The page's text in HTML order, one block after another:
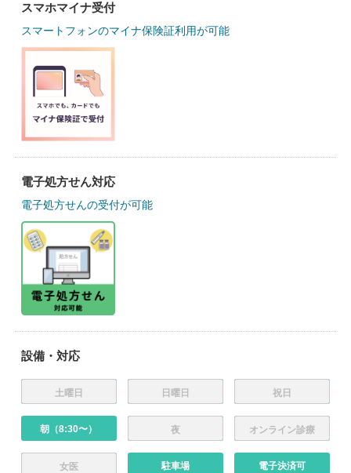
スマホマイナ受付
スマートフォンのマイナ保険証利用が可能
電子処方せん対応
電子処方せんの受付が可能
設備・対応
土曜日 日曜日 祝日
朝（8:30〜） 夜 オンライン診療
女医 駐車場 電子決済可